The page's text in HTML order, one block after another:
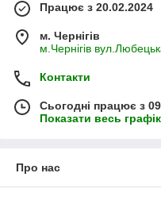
Працює з 20.02.2024
м. Чернігів
м.Чернігів
Контакти
Сьогодні працює з
Показати весь
Про нас